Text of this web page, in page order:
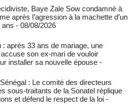
Baye Zale Sow condamné à
après l’agression à la machette d’un
ans - 08/08/2026
: après 33 ans de mariage, une
son ex-mari de vouloir
installer sa nouvelle épouse -
: Le comité des directeurs
sous-traitants de la Sonatel réplique
et défend le respect de la loi -